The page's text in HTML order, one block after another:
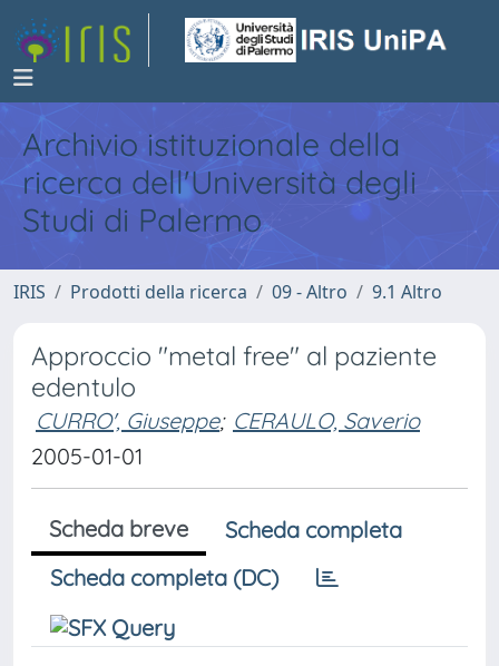
Archivio istituzionale della
ricerca dell'Università degli
Studi di Palermo
IRIS Prodotti della ricerca 09 - Altro 9.1 Altro
Approccio "metal free" al paziente
edentulo
CURRO', Giuseppe; CERAULO, Saverio
2005-01-01
Scheda breve
Scheda completa
Scheda completa (DC)